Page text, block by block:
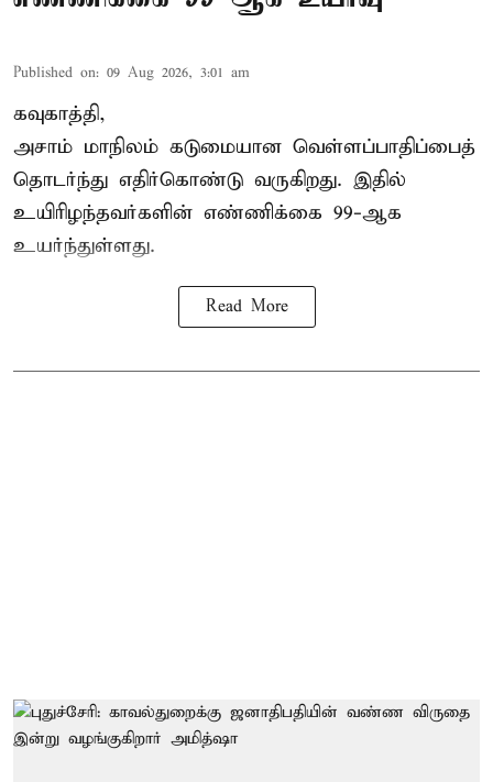
Published on: 09 Aug 2026, 3:01 am
கவுகாத்தி,
அசாம் மாநிலம் கடுமையான வெள்ளப்பாதிப்பைத்
தொடர்ந்து எதிர்கொண்டு வருகிறது. இதில்
உயிரிழந்தவர்களின் எண்ணிக்கை 99-ஆக
உயர்ந்துள்ளது.
Read More